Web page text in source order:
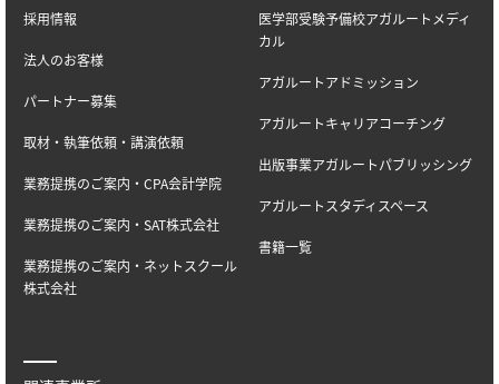
採用情報
法人のお客様
パートナー募集
取材・執筆依頼・講演依頼
業務提携のご案内・CPA会計学院
業務提携のご案内・SAT株式会社
業務提携のご案内・ネットスクール
株式会社
医学部受験予備校アガルートメディ
カル
アガルートアドミッション
アガルートキャリアコーチング
出版事業アガルートパブリッシング
アガルートスタディスペース
書籍一覧